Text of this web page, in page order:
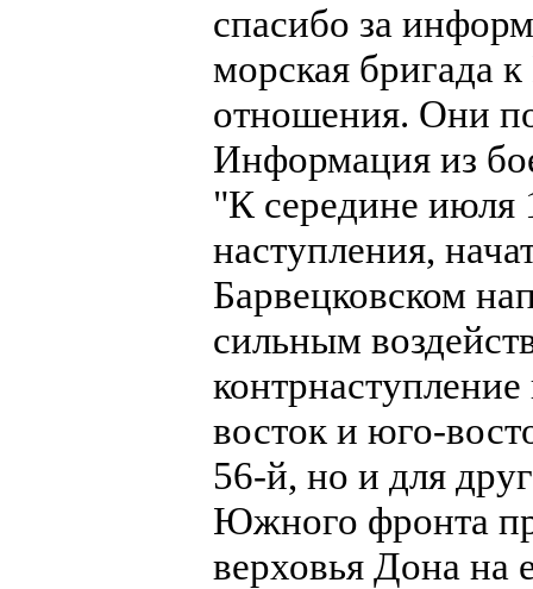
спасибо за
морская бригада
отношения. Они
Информация из
"К середине июля
наступления,
Барвецковском
сильным
восток и юго-
56-й, но и для
Южного фронта
верховья Дона на